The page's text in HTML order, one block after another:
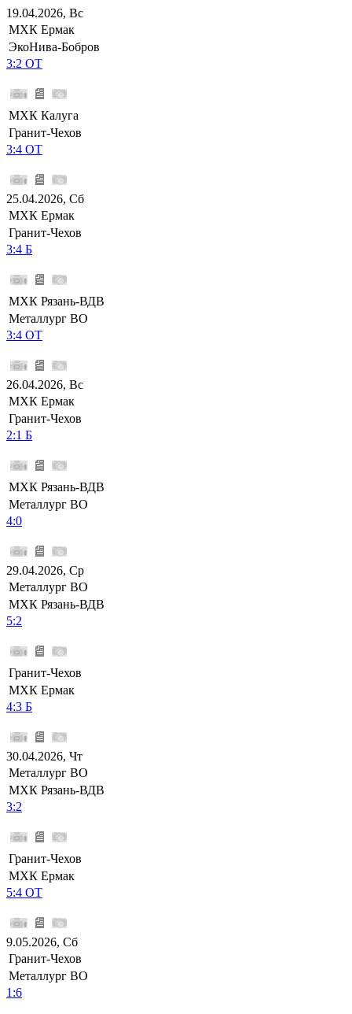
19.04.2026, Вс
МХК Ермак
ЭкоНива-Бобров
3:2 ОТ
МХК Калуга
Гранит-Чехов
3:4 ОТ
25.04.2026, Сб
МХК Ермак
Гранит-Чехов
3:4 Б
МХК Рязань-ВДВ
Металлург ВО
3:4 ОТ
26.04.2026, Вс
МХК Ермак
Гранит-Чехов
2:1 Б
МХК Рязань-ВДВ
Металлург ВО
4:0
29.04.2026, Ср
Металлург ВО
МХК Рязань-ВДВ
5:2
Гранит-Чехов
МХК Ермак
4:3 Б
30.04.2026, Чт
Металлург ВО
МХК Рязань-ВДВ
3:2
Гранит-Чехов
МХК Ермак
5:4 ОТ
9.05.2026, Сб
Гранит-Чехов
Металлург ВО
1:6